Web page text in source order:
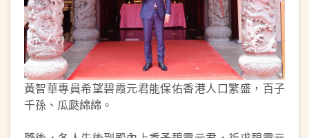
黃智華專員希望碧霞元君能保佑香港人口繁盛，百子
千孫、瓜瓞綿綿。